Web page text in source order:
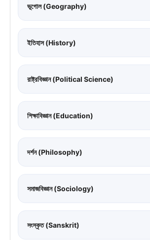
ভূগোল (Geography)
ইতিহাস (History)
রাষ্ট্রবিজ্ঞান (Political Science)
শিক্ষাবিজ্ঞান (Education)
দর্শন (Philosophy)
সমাজবিজ্ঞান (Sociology)
সংস্কৃত (Sanskrit)